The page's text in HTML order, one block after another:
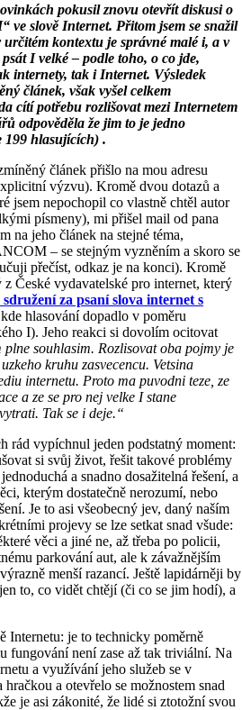
pokusil znovu otevřít diskusi o
ve slově Internet. Přitom jsem se snažil
určitém kontextu je správné malé i, a v
I velké – podle toho, o co jde,
internety, tak i Internet. Výsledek
článek, však vyšel celkem
cítí potřebu rozlišovat mezi Internetem
odpověděla že jim to je jedno
199 hlasujících) .
článek přišlo na mou adresu
výzvu). Kromě dvou dotazů a
jsem nepochopil co vlastně chtěl autor
písmeny), mi přišel mail od pana
na jeho článek na stejné téma,
– se stejným vyzněním a skoro se
přečíst, odkaz je na konci). Kromě
České vydavatelské pro internet, který
sdružení za psaní slova internet s
hlasování dopadlo v poměru
I). Jeho reakci si dovolím ocitovat
plne souhlasim. Rozlisovat oba pojmy je
kruhu zasvecencu. Vetsina
internetu. Proto ma puvodni teze, ze
a ze se pro nej velke I stane
Tak se i deje.“
rád vypíchnul jeden podstatný moment:
si svůj život, řešit takové problémy
a snadno dosažitelná řešení, a
kterým dostatečně nerozumí, nebo
Je to asi všeobecný jev, daný naším
projevy se lze setkat snad všude:
věci a jiné ne, až třeba po policii,
parkování aut, ale k závažnějším
menší razancí. Ještě lapidárněji by
to, co vidět chtějí (či co se jim hodí), a
Internetu: je to technicky poměrně
fungování není zase až tak triviální. Na
a využívání jeho služeb se v
a otevřelo se možnostem snad
je asi zákonité, že lidé si ztotožní svou